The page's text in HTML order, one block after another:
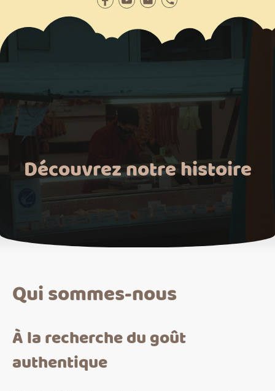
Découvrez notre histoire
Qui sommes-nous
À la recherche du goût
authentique